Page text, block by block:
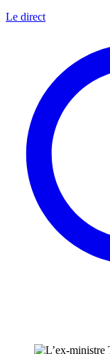
Le direct